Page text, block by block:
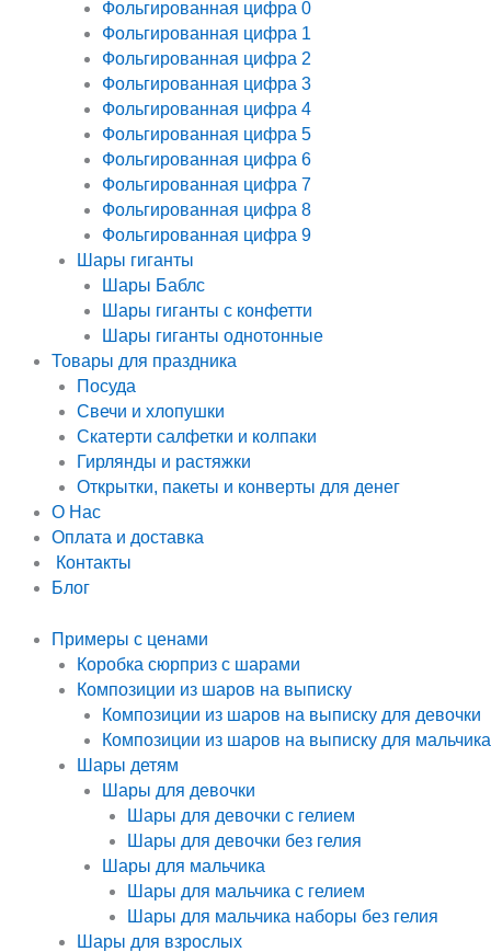
Фольгированная цифра 0
Фольгированная цифра 1
Фольгированная цифра 2
Фольгированная цифра 3
Фольгированная цифра 4
Фольгированная цифра 5
Фольгированная цифра 6
Фольгированная цифра 7
Фольгированная цифра 8
Фольгированная цифра 9
Шары гиганты
Шары Баблс
Шары гиганты с конфетти
Шары гиганты однотонные
Товары для праздника
Посуда
Свечи и хлопушки
Скатерти салфетки и колпаки
Гирлянды и растяжки
Открытки, пакеты и конверты для денег
О Нас
Оплата и доставка
Контакты
Блог
Примеры с ценами
Коробка сюрприз с шарами
Композиции из шаров на выписку
Композиции из шаров на выписку для девочки
Композиции из шаров на выписку для мальчика
Шары детям
Шары для девочки
Шары для девочки с гелием
Шары для девочки без гелия
Шары для мальчика
Шары для мальчика с гелием
Шары для мальчика наборы без гелия
Шары для взрослых